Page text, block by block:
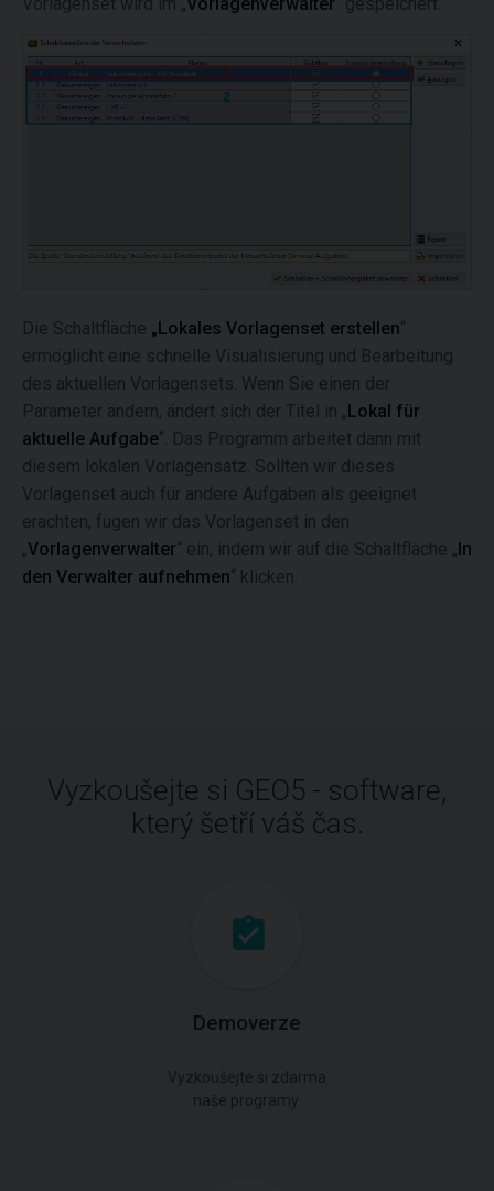
Die Schaltfläche „Lokales Vorlagenset erstellen“
ermöglicht eine schnelle Visualisierung und Bearbeitung
des aktuellen Vorlagensets. Wenn Sie einen der
Parameter ändern, ändert sich der Titel in „Lokal für
aktuelle Aufgabe“. Das Programm arbeitet dann mit
diesem lokalen Vorlagensatz. Sollten wir dieses
Vorlagenset auch für andere Aufgaben als geeignet
erachten, fügen wir das Vorlagenset in den
„Vorlagenverwalter“ ein, indem wir auf die Schaltfläche „In
den Verwalter aufnehmen“ klicken.
Vyzkoušejte si GEO5 - software,
který šetří váš čas.
Demoverze